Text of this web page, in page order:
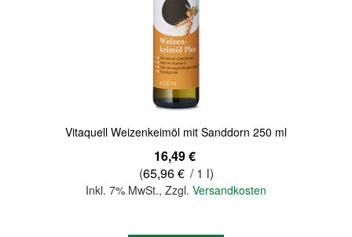
Vitaquell Weizenkeimöl mit Sanddorn 250 ml
16,49 €
(65,96 € / 1 l)
Inkl. 7% MwSt., Zzgl. Versandkosten